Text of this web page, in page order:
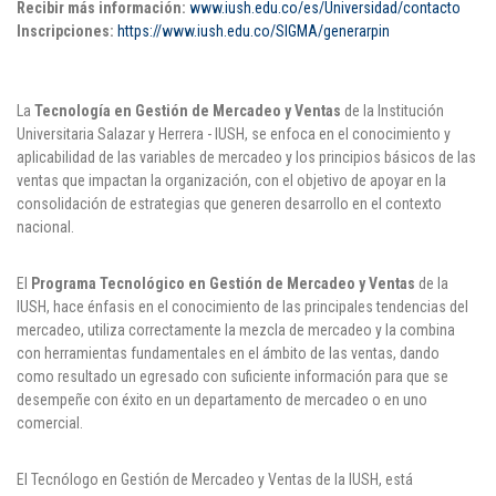
Recibir más información: www.iush.edu.co/es/Universidad/contacto
Inscripciones: https://www.iush.edu.co/SIGMA/generarpin
La Tecnología en Gestión de Mercadeo y Ventas de la Institución
Universitaria Salazar y Herrera - IUSH, se enfoca en el conocimiento y
aplicabilidad de las variables de mercadeo y los principios básicos de las
ventas que impactan la organización, con el objetivo de apoyar en la
consolidación de estrategias que generen desarrollo en el contexto
nacional.
El Programa Tecnológico en Gestión de Mercadeo y Ventas de la
IUSH, hace énfasis en el conocimiento de las principales tendencias del
mercadeo, utiliza correctamente la mezcla de mercadeo y la combina
con herramientas fundamentales en el ámbito de las ventas, dando
como resultado un egresado con suficiente información para que se
desempeñe con éxito en un departamento de mercadeo o en uno
comercial.
El Tecnólogo en Gestión de Mercadeo y Ventas de la IUSH, está